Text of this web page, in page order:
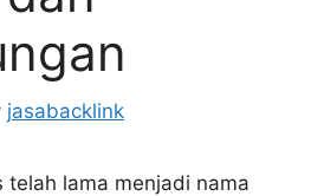
jasabacklink
telah lama menjadi nama